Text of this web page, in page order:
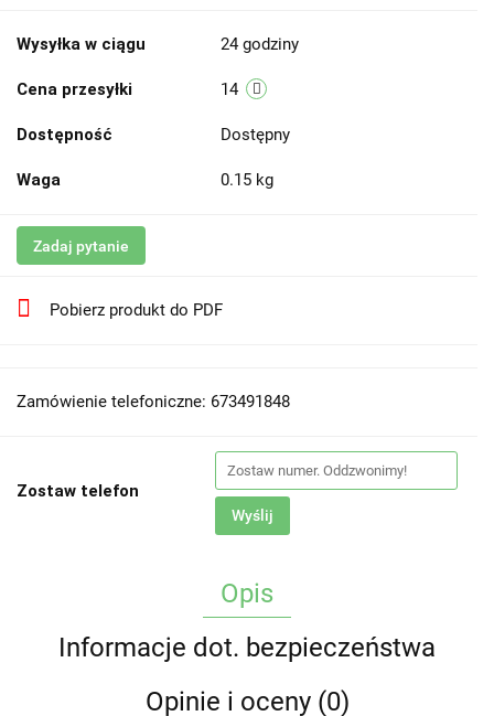
Wysyłka w ciągu 24 godziny
Cena przesyłki 14
Dostępność Dostępny
Waga 0.15 kg
Zadaj pytanie
Pobierz produkt do PDF
Zamówienie telefoniczne: 673491848
Zostaw telefon
Wyślij
Opis
Informacje dot. bezpieczeństwa
Opinie i oceny (0)